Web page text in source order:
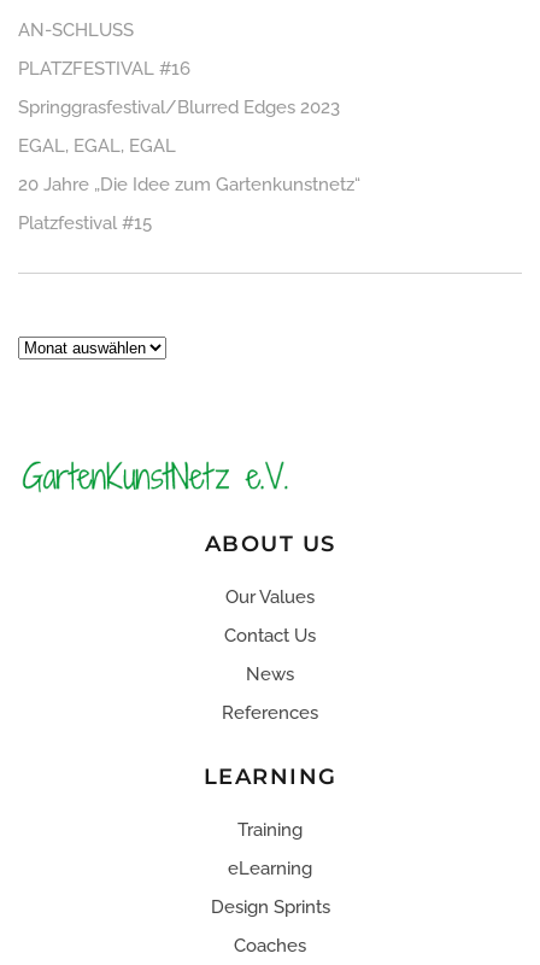
AN-SCHLUSS
PLATZFESTIVAL #16
Springgrasfestival/Blurred Edges 2023
EGAL, EGAL, EGAL
20 Jahre „Die Idee zum Gartenkunstnetz“
Platzfestival #15
Archiv
ABOUT US
Our Values
Contact Us
News
References
LEARNING
Training
eLearning
Design Sprints
Coaches